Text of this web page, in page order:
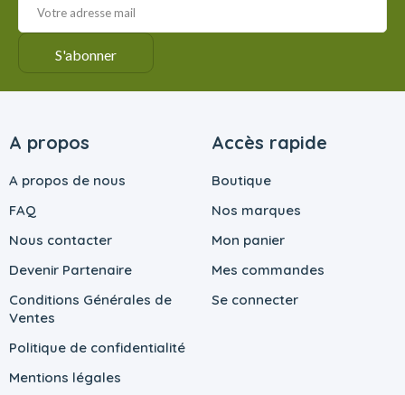
A propos
A propos de nous
FAQ
Nous contacter
Devenir Partenaire
Conditions Générales de
Ventes
Politique de confidentialité
Mentions légales
Accès rapide
Boutique
Nos marques
Mon panier
Mes commandes
Se connecter